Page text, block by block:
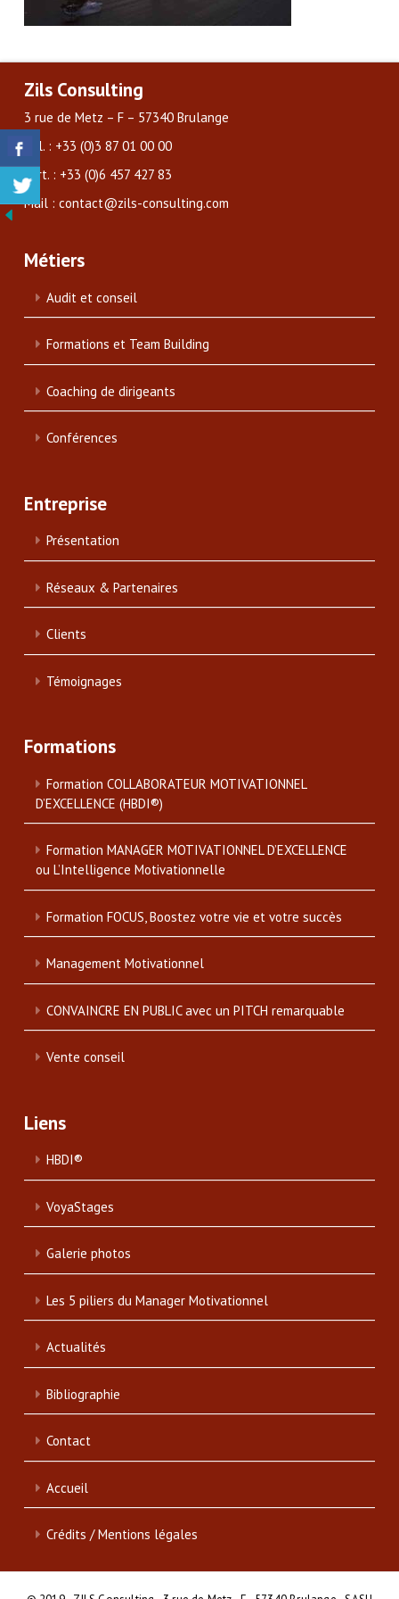
Zils Consulting
3 rue de Metz – F – 57340 Brulange
Tél. : +33 (0)3 87 01 00 00
Port. : +33 (0)6 457 427 83
Mail : contact@zils-consulting.com
Métiers
Audit et conseil
Formations et Team Building
Coaching de dirigeants
Conférences
Entreprise
Présentation
Réseaux & Partenaires
Clients
Témoignages
Formations
Formation COLLABORATEUR MOTIVATIONNEL
D’EXCELLENCE (HBDI®)
Formation MANAGER MOTIVATIONNEL D’EXCELLENCE
ou L’Intelligence Motivationnelle
Formation FOCUS, Boostez votre vie et votre succès
Management Motivationnel
CONVAINCRE EN PUBLIC avec un PITCH remarquable
Vente conseil
Liens
HBDI®
VoyaStages
Galerie photos
Les 5 piliers du Manager Motivationnel
Actualités
Bibliographie
Contact
Accueil
Crédits / Mentions légales